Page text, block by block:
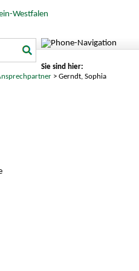
Sie sind hier:
> Gerndt, Sophia